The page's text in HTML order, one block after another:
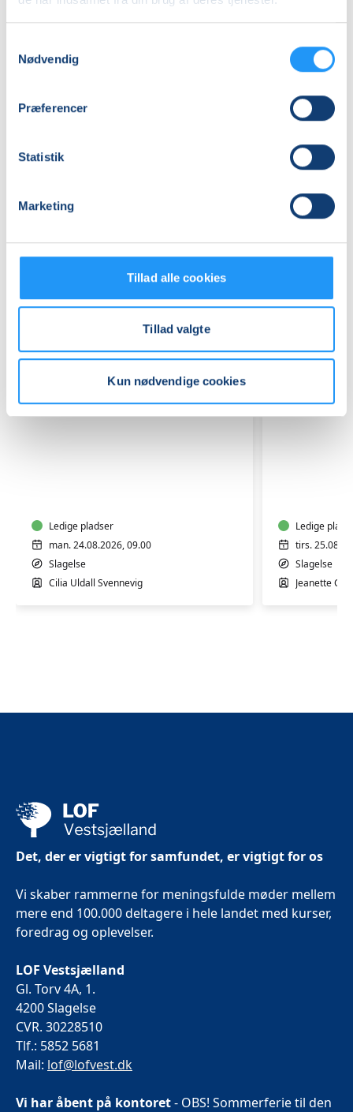
Nødvendig
Præferencer
Statistik
Marketing
Tillad alle cookies
Tillad valgte
Kun nødvendige cookies
Se på kort
Relaterede hold
Slagelse
Ledige pladser
man. 24.08.2026, 09.00
Slagelse
Cilia Uldall Svennevig
der
har
været
igennem
Ledige
tirs.
Slagelse
Jeanette
Det, der er vigtigt for samfundet, er vigtigt for os
Vi skaber rammerne for meningsfulde møder mellem
mere end 100.000 deltagere i hele landet med kurser,
foredrag og oplevelser.
LOF Vestsjælland
Gl. Torv 4A, 1.
4200 Slagelse
CVR. 30228510
Tlf.: 5852 5681
Mail: lof@lofvest.dk
Vi har åbent på kontoret- OBS! Sommerferie til den